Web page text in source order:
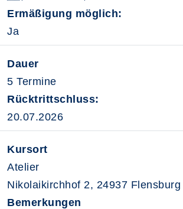
Ermäßigung möglich:
Ja
Dauer
5 Termine
Rücktrittschluss:
20.07.2026
Kursort
Atelier
Nikolaikirchhof 2, 24937 Flensburg
Bemerkungen